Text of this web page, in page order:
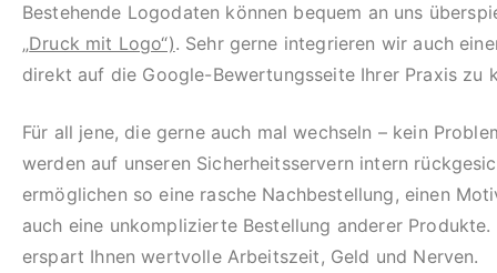
Bestehende Logodaten können bequem an uns
„Druck mit Logo“). Sehr gerne integrieren wir auch
direkt auf die Google-Bewertungsseite Ihrer Praxis zu
Für all jene, die gerne auch mal wechseln – kein
werden auf unseren Sicherheitsservern intern
ermöglichen so eine rasche Nachbestellung, einen
auch eine unkomplizierte Bestellung anderer Produkte.
erspart Ihnen wertvolle Arbeitszeit, Geld und Nerven.